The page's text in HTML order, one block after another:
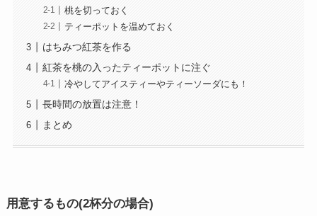
桃を切っておく
ティーポットを温めておく
はちみつ紅茶を作る
紅茶を桃の入ったティーポットに注ぐ
冷やしてアイスティーやティーソーダにも！
長時間の放置は注意！
まとめ
用意するもの(2杯分の場合)